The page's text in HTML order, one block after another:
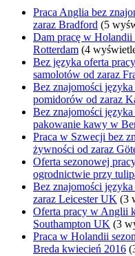
Praca Anglia bez
zaraz Bradford (5
Dam pracę w Holandii
Rotterdam (4
Bez języka oferta
samolotów od zaraz
Bez znajomości
pomidorów od zaraz
Bez znajomości
pakowanie kawy w
Praca w Szwecji bez
żywności od zaraz
Oferta sezonowej
ogrodnictwie przy
Bez znajomości
zaraz Leicester UK (3
Oferta pracy w Anglii
Southampton UK (3
Praca w Holandii
Breda kwiecień 2016